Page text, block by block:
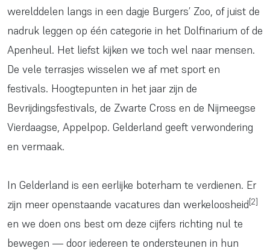
werelddelen langs in een dagje Burgers’ Zoo, of juist de
nadruk leggen op één categorie in het Dolfinarium of de
Apenheul. Het liefst kijken we toch wel naar mensen.
De vele terrasjes wisselen we af met sport en
festivals. Hoogtepunten in het jaar zijn de
Bevrijdingsfestivals, de Zwarte Cross en de Nijmeegse
Vierdaagse, Appelpop. Gelderland geeft verwondering
en vermaak.
In Gelderland is een eerlijke boterham te verdienen. Er
zijn meer openstaande vacatures dan werkeloosheid[2]
en we doen ons best om deze cijfers richting nul te
bewegen — door iedereen te ondersteunen in hun